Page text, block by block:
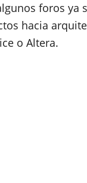
foros ya
hacia
o Altera.